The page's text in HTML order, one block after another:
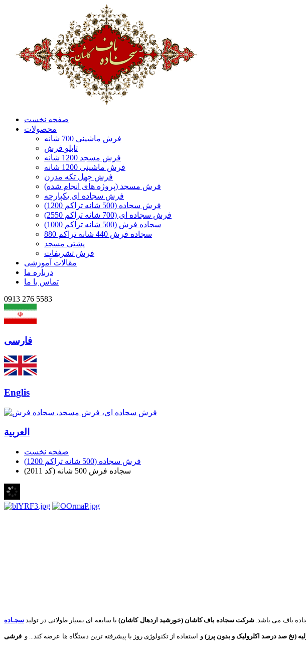
صفحه نخست
محصولات
فرش ماشینی 700 شانه
تابلو فرش
فرش مسجد 1200 شانه
فرش ماشینی 1200 شانه
فرش چهل تکه مدرن
فرش مسجد (پروژه های انجام شده)
فرش سجاده ای یکپارچه
فرش سجاده (500 شانه تراکم 1200)
فرش سجاده ای (700 شانه تراکم 2550)
سجاده فرش (500 شانه تراکم 1000)
سجاده فرش 440 شانه تراکم 880
پشتی مسجد
فرش تشریفات
مقالات آموزشی
درباره ما
تماس با ما
0913 276 5583
فارسی
Englis
العربیة
صفحه نخست
فرش سجاده (500 شانه تراکم 1200)
سجاده فرش 500 شانه (کد 2011)
باف می باشد.شرکت سجاده باف کاشان (خورشید اردهال کاشان)با سابقه ای بسیار طولانی در تولید سجـاده
(نخ صد درصد اکلرولیک و بدون پرز) و استفاده از تکنولوژی روز با پیشرفته ترین دستگاه ها عرضه کند... و فرشی